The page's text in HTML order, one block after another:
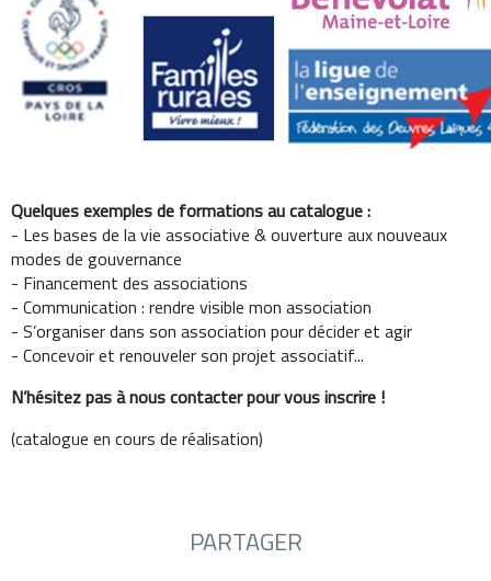
Quelques exemples de formations au catalogue :
- Les bases de la vie associative & ouverture aux nouveaux
modes de gouvernance
- Financement des associations
- Communication : rendre visible mon association
- S’organiser dans son association pour décider et agir
- Concevoir et renouveler son projet associatif...
N’hésitez pas à nous contacter pour vous inscrire !
(catalogue en cours de réalisation)
PARTAGER